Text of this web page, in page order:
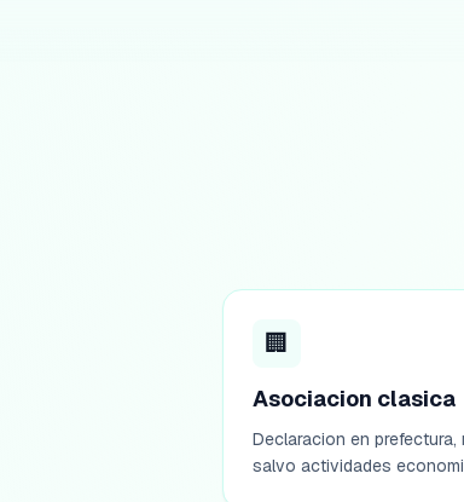
🏢
Asociacion clasica
Declaracion en prefectura,
salvo actividades